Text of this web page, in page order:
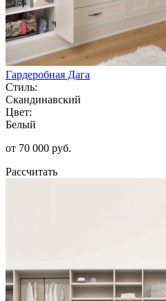
Гардеробная Дага
Стиль:
Скандинавский
Цвет:
Белый
от 70 000 руб.
Рассчитать